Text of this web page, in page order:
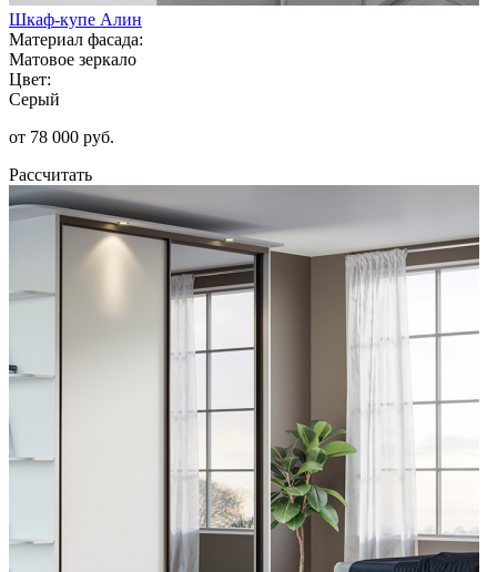
Шкаф-купе Алин
Материал фасада:
Матовое зеркало
Цвет:
Серый
от 78 000 руб.
Рассчитать